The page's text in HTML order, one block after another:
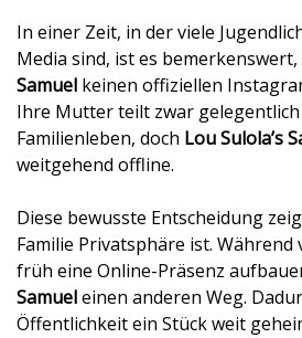
In einer Zeit, in der viele
Media sind, ist es bemerkenswert,
Samuel keinen offiziellen
Ihre Mutter teilt zwar gelegentlich
Familienleben, doch Lou Sulola’s
weitgehend offline.
Diese bewusste Entscheidung
Familie Privatsphäre ist. Während
früh eine Online-Präsenz
Samueleinen anderen Weg.
Öffentlichkeit ein Stück weit